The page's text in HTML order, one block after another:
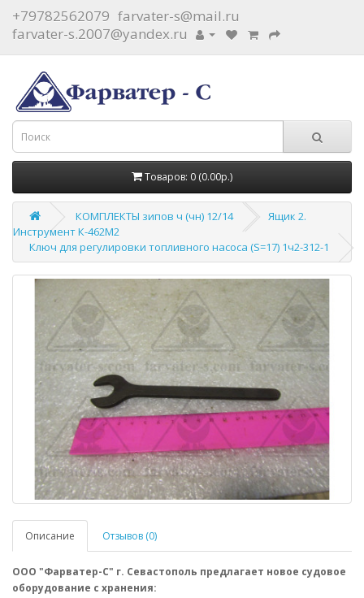
+79782562079 farvater-s@mail.ru
farvater-s.2007@yandex.ru
Товаров: 0 (0.00р.)
КОМПЛЕКТЫ зипов ч (чн) 12/14
Ящик 2.
Инструмент К-462М2
Ключ для регулировки топливного насоса (S=17) 1ч2-312-1
Описание Отзывов (0)
ООО "Фарватер-С" г. Севастополь предлагает новое судовое
оборудование с хранения: